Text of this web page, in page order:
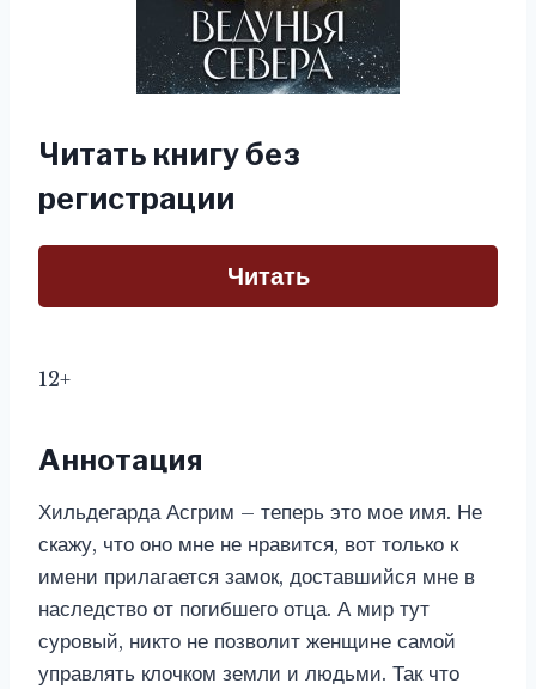
Читать книгу без
регистрации
Читать
12+
Аннотация
Хильдегарда Асгрим – теперь это мое имя. Не
скажу, что оно мне не нравится, вот только к
имени прилагается замок, доставшийся мне в
наследство от погибшего отца. А мир тут
суровый, никто не позволит женщине самой
управлять клочком земли и людьми. Так что